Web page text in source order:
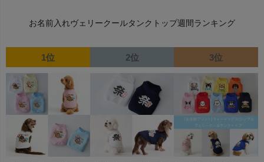
お名前入れヴェリークールタンクトップ週間ランキング
1位 2位 3位